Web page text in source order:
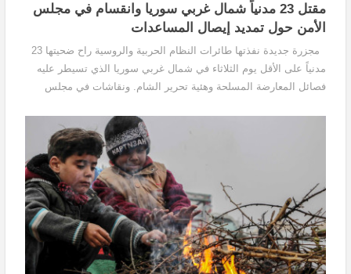
مقتل 23 مدنياً شمال غربي سوريا وانقسام في مجلس
الأمن حول تمديد إيصال المساعدات
مجزرة جديدة نفذتها طائرات النظام الحربية والروسية راح ضحيتها 23
مدنياً على الأقل يوم الثلاثاء في شمال غربي سوريا الذي تسيطر عليه
فصائل المعارضة المسلحة وهئية تحرير الشام. ونقاشات في مجلس